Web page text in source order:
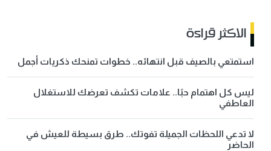
الاكثر قراءة
استمتعي بالصيف قبل انتهائه.. خطوات تمنحك ذكريات أجمل
ليس كل اهتمام حبًا.. علامات تكشف تعرضك للاستغلال
العاطفي
لا تدعي اللحظات الجميلة تفوتك.. طرق بسيطة للعيش في
الحاضر